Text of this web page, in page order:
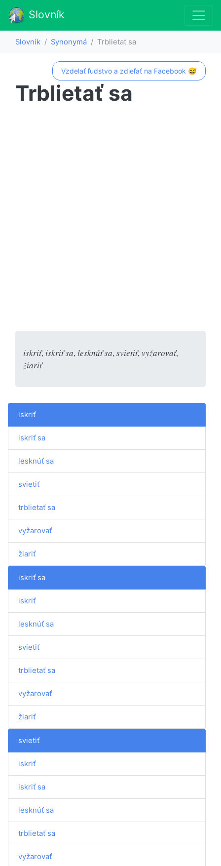
Slovník
Slovník Synonymá Trblietať sa
Vzdelať ľudstvo a zdieľať na Facebook 😅
Trblietať sa
iskriť, iskriť sa, lesknúť sa, svietiť, vyžarovať,
žiariť
iskriť
iskriť sa
lesknúť sa
svietiť
trblietať sa
vyžarovať
žiariť
iskriť sa
iskriť
lesknúť sa
svietiť
trblietať sa
vyžarovať
žiariť
svietiť
iskriť
iskriť sa
lesknúť sa
trblietať sa
vyžarovať